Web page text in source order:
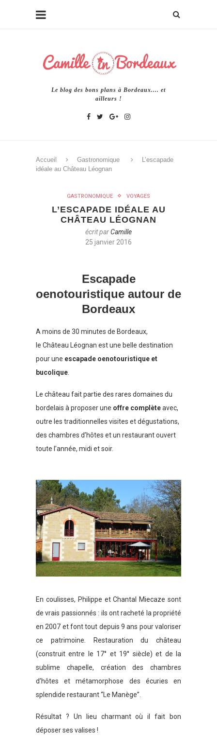
Le blog des bons plans à Bordeaux.... et
ailleurs !
Accueil Gastronomique
L’escapade
idéale au Château Léognan
GASTRONOMIQUE VOYAGES
L’ESCAPADE IDÉALE AU
CHÂTEAU LÉOGNAN
écrit parCamille
25 janvier 2016
Escapade
oenotouristique autour de
Bordeaux
A moins de 30 minutes de Bordeaux,
le Château Léognan est une belle destination
pour une escapade oenotouristique et
bucolique
Le château fait partie des rares domaines du
bordelais à proposer une offre complèteavec,
outre les traditionnelles visites et dégustations,
des chambres d’hôtes et un restaurant ouvert
toute l’année, midi et soir.
En coulisses, Philippe et Chantal Miecaze sont
de vrais passionnés : ils ont racheté la propriété
en 2007 et font tout depuis 9 ans pour valoriser
ce patrimoine. Restauration du château
(construit entre le 17° et 19° siècle) et de la
sublime chapelle, création des chambres
d’hôtes et métamorphose des écuries en
splendide restaurant “Le Manège”.
Résultat ? Un lieu charmant où il fait bon
déposer ses valises !